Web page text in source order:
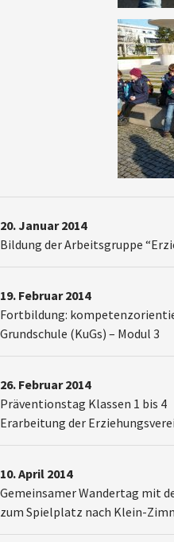
20. Januar 2014
Bildung der Arbeitsgruppe
19. Februar 2014
Fortbildung: k
Grundschule (KuGs) – Modul 3
26. Februar 2014
Präventionstag Klassen 1 bis 4
Erarbeitung der
10. April 2014
Gemeinsamer Wandertag mit
zum Spielplatz nach Klein-